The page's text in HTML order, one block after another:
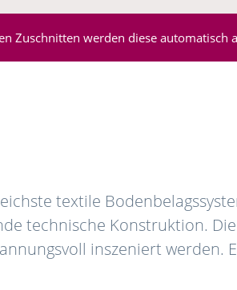
Zuschnitten werden diese automatisch
textile
technische Konstruktion.
inszeniert werden.